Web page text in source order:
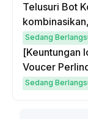
Telusuri Bot
Sedang
[Keuntungan
Voucer
hingga $50
Sedang